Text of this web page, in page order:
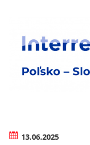
13.06.2025